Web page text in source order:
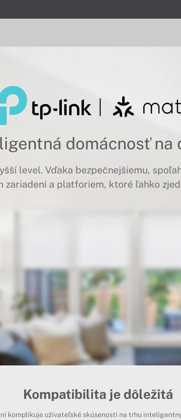
domácnosť na
level. Vďaka bezpečnejšiemu,
a platforiem, ktoré ľahko
Kompatibilita je dôležitá
komplikuje užívateľské skúsenosti na trhu